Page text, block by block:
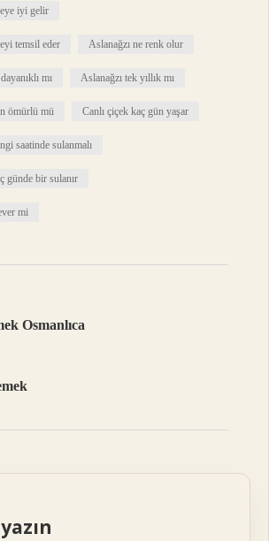
iyi gelir
temsil eder Aslanağzı ne renk olur
mı Aslanağzı tek yıllık mı
ömürlü mü Canlı çiçek kaç gün yaşar
saatinde sulanmalı
günde bir sulanır
mi
Osmanlıca